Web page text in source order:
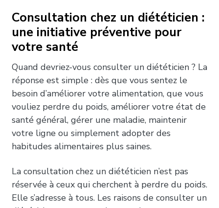
Consultation chez un diététicien :
une initiative préventive pour
votre santé
Quand devriez-vous consulter un diététicien ? La
réponse est simple : dès que vous sentez le
besoin d’améliorer votre alimentation, que vous
vouliez perdre du poids, améliorer votre état de
santé général, gérer une maladie, maintenir
votre ligne ou simplement adopter des
habitudes alimentaires plus saines.
La consultation chez un diététicien n’est pas
réservée à ceux qui cherchent à perdre du poids.
Elle s’adresse à tous. Les raisons de consulter un